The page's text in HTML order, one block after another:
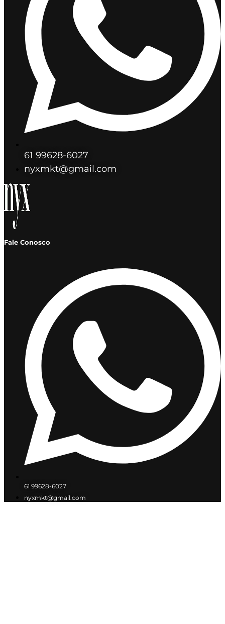
61 99628-6027
nyxmkt@gmail.com
Fale Conosco
61 99628-6027
nyxmkt@gmail.com